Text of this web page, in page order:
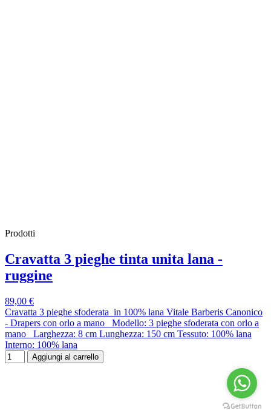
Prodotti
Cravatta 3 pieghe tinta unita lana -
ruggine
89,00 €
Cravatta 3 pieghe sfoderata in 100% lana Vitale Barberis Canonico
- Drapers con orlo a mano Modello: 3 pieghe sfoderata con orlo a
mano Larghezza: 8 cm Lunghezza: 150 cm Tessuto: 100% lana
Interno: 100% lana
Aggiungi al carrello